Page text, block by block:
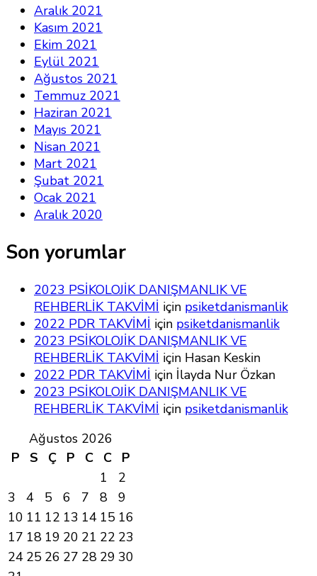
Aralık 2021
Kasım 2021
Ekim 2021
Eylül 2021
Ağustos 2021
Temmuz 2021
Haziran 2021
Mayıs 2021
Nisan 2021
Mart 2021
Şubat 2021
Ocak 2021
Aralık 2020
Son yorumlar
2023 PSİKOLOJİK DANIŞMANLIK VE
REHBERLİK TAKVİMİ için psiketdanismanlik
2022 PDR TAKVİMİ için psiketdanismanlik
2023 PSİKOLOJİK DANIŞMANLIK VE
REHBERLİK TAKVİMİ için Hasan Keskin
2022 PDR TAKVİMİ için İlayda Nur Özkan
2023 PSİKOLOJİK DANIŞMANLIK VE
REHBERLİK TAKVİMİ için psiketdanismanlik
Ağustos 2026
P
S Ç P C C
P
1
2
3
4 5 6 7 8
9
10 11 12 13 14 15 16
17 18 19 20 21 22 23
24 25 26 27 28 29 30